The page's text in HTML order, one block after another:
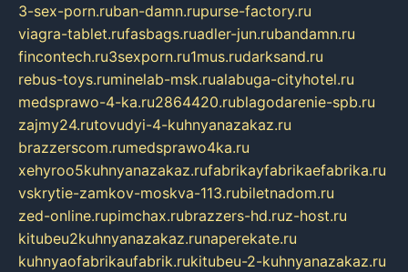
3-sex-porn.ruban-damn.rupurse-factory.ru
viagra-tablet.rufasbags.ruadler-jun.rubandamn.ru
fincontech.ru3sexporn.ru1mus.rudarksand.ru
rebus-toys.ruminelab-msk.rualabuga-cityhotel.ru
medsprawo-4-ka.ru2864420.rublagodarenie-spb.ru
zajmy24.rutovudyi-4-kuhnyanazakaz.ru
brazzerscom.rumedsprawo4ka.ru
xehyroo5kuhnyanazakaz.rufabrikayfabrikaefabrika.ru
vskrytie-zamkov-moskva-113.rubiletnadom.ru
zed-online.rupimchax.rubrazzers-hd.ruz-host.ru
kitubeu2kuhnyanazakaz.runaperekate.ru
kuhnyaofabrikaufabrik.rukitubeu-2-kuhnyanazakaz.ru